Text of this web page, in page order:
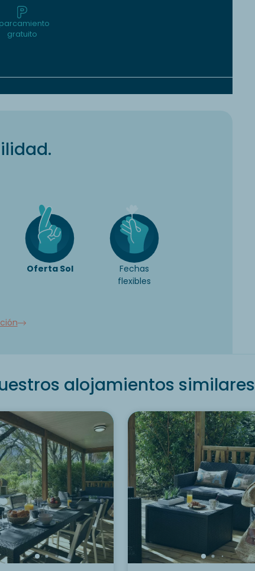
gratuito
Oferta Sol
Fechas
flexibles
alojamientos similares